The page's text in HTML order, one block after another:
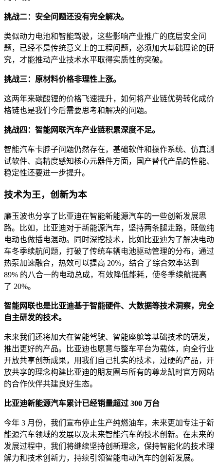
挑战二：安全问题还没有完全解决。
类似动力电池和智能驾驶，这些影响产业推广的底层安全问
题，已经不是传统意义上的工程问题，必须加大基础理论的研
究，才能推动产业技术水平取得实质性的突破。
挑战三：原材料价格非理性上涨。
这两年来碳酸锂的价格飞速提升，如何将产业链优势转化成价
格链也是我们今后需要思考和解决的问题。
挑战四：智能网联汽车产业链积累深度不足。
智能汽车卡脖子问题仍然存在，基础软件和操作系统、仿真测
试软件、高精度感知核心元器件方面，国产替代产品的性能、
稳定性还要进一步提升。
技术为王，创新为本
廉玉波也分享了比亚迪在智能新能源汽车的一些创新发展思
路。比如，比亚迪对于新能源汽车，坚持两条腿走路，既做纯
电动也做插电混动。同时深挖技术，比如比亚迪为了解决电动
车冬季续航问题，打破了传统车辆电池驱动管理的分布，通过
热泵加速融合，热效可以提高 20%，结合了综合效率达到
89% 的八合一的电动总成，有效降低能耗，使冬季续航提高
了 20%。
智能网联也是比亚迪基于智能硬件、大数据等技术洞察，完全
自主研发的技术。
未来我们还将加大在智能驾驶、智能座舱等基础技术的研发，
推出更好的产品。比亚迪也愿意与整车平台为载体，向全行业
开放共享创新成果，用我们自己扎实的技术，过硬的产品，开
放共享的理念构建比亚迪的朋友圈与所有的尊龙凯时官方网站
的合作伙伴共建良好生态。
比亚迪新能源汽车累计已经销量超过 300 万台
今年 3 月份，我们宣布停止生产纯燃油车，未来更加专注于新
能源汽车领域的发展以及未来智能汽车的技术创新。在未来的
发展过程中，我们将继续坚持创新理念，保持智能化的技术理
解力和技术创新力，持续引领智能电动汽车的创新发展。